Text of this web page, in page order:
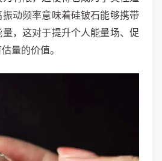
动频率意味着硅铍石能够携带
，这对于提升个人能量场、促
量的价值。